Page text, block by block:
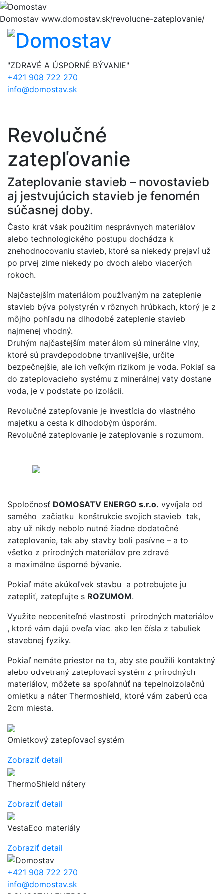
Domostav www.domostav.sk/revolucne-zateplovanie/
"ZDRAVÉ A ÚSPORNÉ BÝVANIE"
+421 908 722 270
info@domostav.sk
Revolučné
zatepľovanie
Zateplovanie stavieb – novostavieb
aj jestvujúcich stavieb je fenomén
súčasnej doby.
Často krát však použitím nesprávnych materiálov
alebo technologického postupu dochádza k
znehodnocovaniu stavieb, ktoré sa niekedy prejaví už
po prvej zime niekedy po dvoch alebo viacerých
rokoch.
Najčastejším materiálom používaným na zateplenie
stavieb býva polystyrén v rôznych hrúbkach, ktorý je z
môjho pohľadu na dlhodobé zateplenie stavieb
najmenej vhodný.
Druhým najčastejším materiálom sú minerálne vlny,
ktoré sú pravdepodobne trvanlivejšie, určite
bezpečnejšie, ale ich veľkým rizikom je voda. Pokiaľ sa
do zateplovacieho systému z minerálnej vaty dostane
voda, je v podstate po izolácii.
Revolučné zatepľovanie je investícia do vlastného
majetku a cesta k dlhodobým úsporám.
Revolučné zateplovanie je zateplovanie s rozumom.
Spoločnosť DOMOSATV ENERGO s.r.o. vyvíjala od
samého začiatku konštrukcie svojich stavieb tak,
aby už nikdy nebolo nutné žiadne dodatočné
zateplovanie, tak aby stavby boli pasívne – a to
všetko z prírodných materiálov pre zdravé
a maximálne úsporné bývanie.
Pokiaľ máte akúkoľvek stavbu a potrebujete ju
zatepliť, zatepľujte s ROZUMOM.
Využite neoceniteľné vlastnosti prírodných materiálov
, ktoré vám dajú oveľa viac, ako len čísla z tabuliek
stavebnej fyziky.
Pokiaľ nemáte priestor na to, aby ste použili kontaktný
alebo odvetraný zateplovací systém z prírodných
materiálov, môžete sa spoľahnúť na tepelnoizolačnú
omietku a náter Thermoshield, ktoré vám zaberú cca
2cm miesta.
Omietkový zatepľovací systém
Zobraziť detail
ThermoShield nátery
Zobraziť detail
VestaEco materiály
Zobraziť detail
+421 908 722 270
info@domostav.sk